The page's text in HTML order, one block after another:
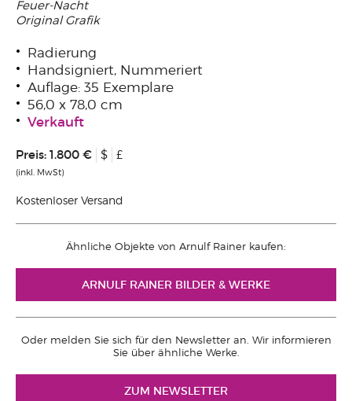
Feuer-Nacht
Original Grafik
Radierung
Handsigniert, Nummeriert
Auflage: 35 Exemplare
56,0 x 78,0 cm
Verkauft
Preis: 1.800 € $ £
(inkl. MwSt)
Kostenloser Versand
Ähnliche Objekte von Arnulf Rainer kaufen:
ARNULF RAINER BILDER & WERKE
Oder melden Sie sich für den Newsletter an. Wir informieren
Sie über ähnliche Werke.
ZUM NEWSLETTER